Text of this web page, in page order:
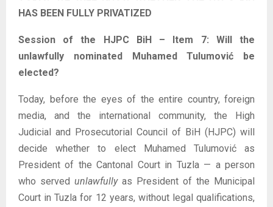
HAS BEEN FULLY PRIVATIZED
Session of the HJPC BiH – Item 7: Will the
unlawfully nominated Muhamed Tulumović be
elected?
Today, before the eyes of the entire country, foreign
media, and the international community, the High
Judicial and Prosecutorial Council of BiH (HJPC) will
decide whether to elect Muhamed Tulumović as
President of the Cantonal Court in Tuzla — a person
who served unlawfullyas President of the Municipal
Court in Tuzla for 12 years, without legal qualifications,